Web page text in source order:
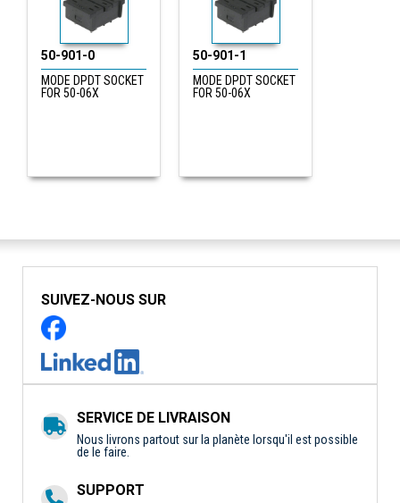
50-901-0
MODE DPDT SOCKET
FOR 50-06X
50-901-1
MODE DPDT SOCKET
FOR 50-06X
SUIVEZ-NOUS SUR
SERVICE DE LIVRAISON
Nous livrons partout sur la planète lorsqu'il est possible
de le faire.
SUPPORT